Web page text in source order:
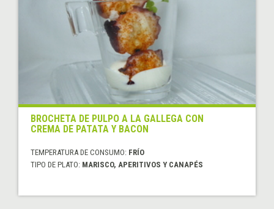
BROCHETA DE PULPO A LA GALLEGA CON
CREMA DE PATATA Y BACON
TEMPERATURA DE CONSUMO: FRÍO
TIPO DE PLATO: MARISCO, APERITIVOS Y CANAPÉS